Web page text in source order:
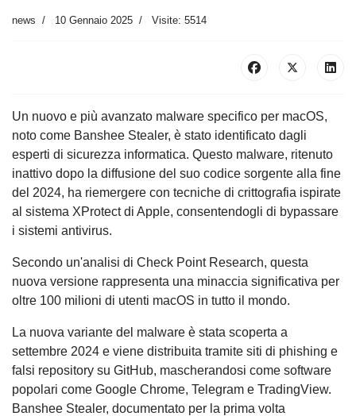
news 10 Gennaio 2025 Visite: 5514
Un nuovo e più avanzato malware specifico per macOS,
noto come Banshee Stealer, è stato identificato dagli
esperti di sicurezza informatica. Questo malware, ritenuto
inattivo dopo la diffusione del suo codice sorgente alla fine
del 2024, ha riemergere con tecniche di crittografia ispirate
al sistema XProtect di Apple, consentendogli di bypassare
i sistemi antivirus.
Secondo un'analisi di Check Point Research, questa
nuova versione rappresenta una minaccia significativa per
oltre 100 milioni di utenti macOS in tutto il mondo.
La nuova variante del malware è stata scoperta a
settembre 2024 e viene distribuita tramite siti di phishing e
falsi repository su GitHub, mascherandosi come software
popolari come Google Chrome, Telegram e TradingView.
Banshee Stealer, documentato per la prima volta